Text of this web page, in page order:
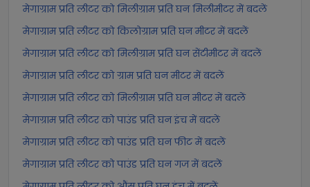
मेगाग्राम प्रति लीटर को मिलीग्राम प्रति घन मिलीमीटर में बदलें
मेगाग्राम प्रति लीटर को किलोग्राम प्रति घन मीटर में बदलें
मेगाग्राम प्रति लीटर को मिलीग्राम प्रति घन सेंटीमीटर में बदलें
मेगाग्राम प्रति लीटर को ग्राम प्रति घन मीटर में बदलें
मेगाग्राम प्रति लीटर को मिलीग्राम प्रति घन मीटर में बदलें
मेगाग्राम प्रति लीटर को पाउंड प्रति घन इंच में बदलें
मेगाग्राम प्रति लीटर को पाउंड प्रति घन फीट में बदलें
मेगाग्राम प्रति लीटर को पाउंड प्रति घन गज में बदलें